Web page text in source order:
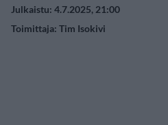
Julkaistu: 4.7.2025, 21:00
Toimittaja: Tim Isokivi